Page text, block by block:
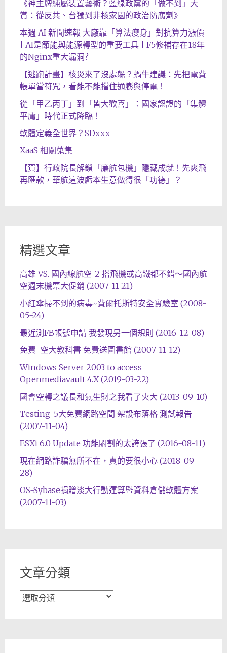
《神主牌純屬裝置藝術？藍綠政黨的「做不到」大
賞：從反共、台獨到非核家園的政治防腐劑》
本週 AI 新聞速報 大廠靠「算法瘦身」對抗算力漲價
| AI是節能與能源轉型的重要工具 | F5修補存在18年
的Nginx重大漏洞?
【逃跑計畫】核災來了沒處躲？蝸牛建議：先把電費
帳單當符咒，看能不能擋住通膨與停電！
從「甲乙丙丁」到「皆大歡喜」：國家認證的「集體
平庸」時代正式降臨！
軟體定義全世界？SDxxx
XaaS 相關蒐集
【賀】行政院長解鎖「廉航包機」隱藏成就！先爽飛
再匯款，華航這波虧本生意做得很「功德」？
精選文章
高雄 VS. 國內線航空-2 搭飛機或高鐵都不錯～國內航
空週末機票大促銷 (2007-11-21)
小紅傘掃不到的病毒~費爾托斯特安全實驗室 (2008-
05-24)
最近測FB帳號申請 我發現另一個規則 (2016-12-08)
免費-空大教科書 免費送圖書館 (2007-11-12)
Windows Server 2003 to access
Openmediavault 4.X (2019-03-22)
國會空轉之議長和氣生財之我看了火大 (2013-09-10)
Testing-5大免費網路空間 架設布落格 測試報告
(2007-11-04)
ESXi 6.0 Update 功能閹割的太誇張了 (2016-08-11)
現在網路詐騙無所不在，真的要很小心 (2018-09-
28)
OS-Sybase捐贈淡大行動運算暨資料倉儲軟體方案
(2007-11-03)
文章分類
文